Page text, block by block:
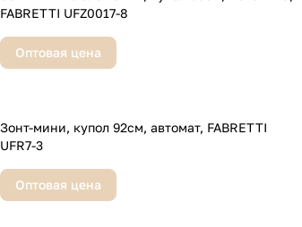
FABRETTI UFZ0017-8
Оптовая цена
Зонт-мини, купол 92см, автомат, FABRETTI
UFR7-3
Оптовая цена